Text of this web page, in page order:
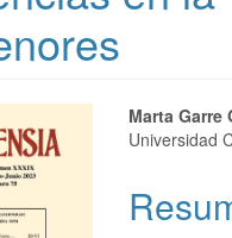
Marta Garre
Universidad